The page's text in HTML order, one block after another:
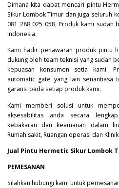
Dimana kita dapat mencari pintu
Sikur Lombok Timur dan juga seluruh
081 288 025 058, Produk kami sudah
Indonesia.
Kami hadir penawaran produk pintu
dukung oleh team teknisi yang sudah
kepuasan konsumen setia kami.
automatic gate yang lain senantiasa
garansi pada setiap produk kami.
Kami memberi solusi untuk
aksesabilitas anda secara
kebakaran dan keamanan dalam
Rumah sakit, Ruangan operasi dan Klinik.
Jual Pintu Hermetic Sikur Lombok
PEMESANAN
Silahkan hubungi kami untuk